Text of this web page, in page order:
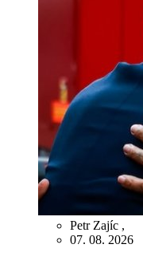
Petr Zajíc ,
07. 08. 2026